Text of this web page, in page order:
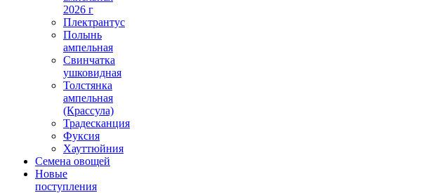
2026 г
Плектрантус
Полынь
ампельная
Свинчатка
ушковидная
Толстянка
ампельная
(Крассула)
Традесканция
Фуксия
Хауттюйния
Семена овощей
Новые
поступления